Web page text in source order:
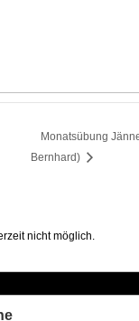
Monatsübung
Bernhard)
nicht möglich.